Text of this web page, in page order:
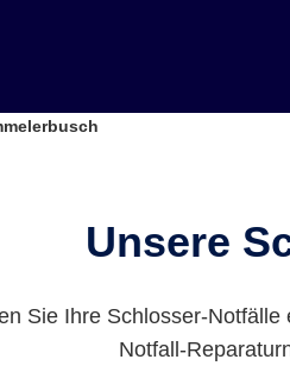
Unsere
Sie Ihre Schlosser-
Notfall-